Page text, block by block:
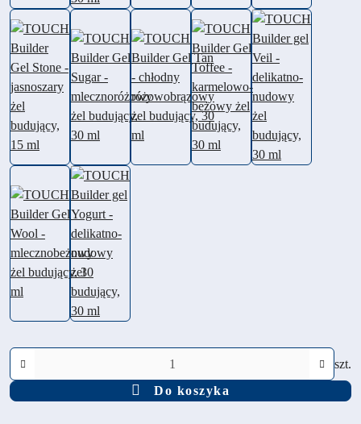
szt.
Do koszyka